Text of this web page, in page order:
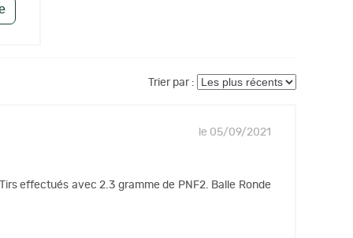
Trier par :
le 05/09/2021
effectués avec 2.3 gramme de PNF2. Balle Ronde